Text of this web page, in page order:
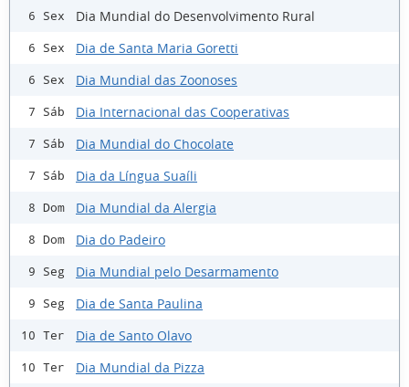
6 Sex Dia Mundial do Desenvolvimento Rural
6 Sex Dia de Santa Maria Goretti
6 Sex Dia Mundial das Zoonoses
7 Sáb Dia Internacional das Cooperativas
7 Sáb Dia Mundial do Chocolate
7 Sáb Dia da Língua Suaíli
8 Dom Dia Mundial da Alergia
8 Dom Dia do Padeiro
9 Seg Dia Mundial pelo Desarmamento
9 Seg Dia de Santa Paulina
10 Ter Dia de Santo Olavo
10 Ter Dia Mundial da Pizza